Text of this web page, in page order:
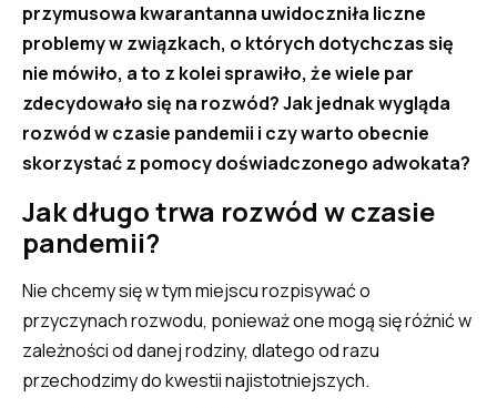
przymusowa kwarantanna uwidoczniła liczne
problemy w związkach, o których dotychczas się
nie mówiło, a to z kolei sprawiło, że wiele par
zdecydowało się na rozwód? Jak jednak wygląda
rozwód w czasie pandemii i czy warto obecnie
skorzystać z pomocy doświadczonego adwokata?
Jak długo trwa rozwód w czasie
pandemii?
Nie chcemy się w tym miejscu rozpisywać o
przyczynach rozwodu, ponieważ one mogą się różnić w
zależności od danej rodziny, dlatego od razu
przechodzimy do kwestii najistotniejszych.